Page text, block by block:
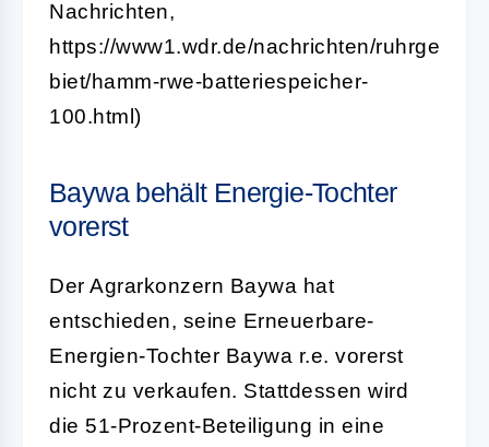
Nachrichten,
https://www1.wdr.de/nachrichten/ruhrge
biet/hamm-rwe-batteriespeicher-
100.html)
Baywa behält Energie-Tochter
vorerst
Der Agrarkonzern Baywa hat
entschieden, seine Erneuerbare-
Energien-Tochter Baywa r.e. vorerst
nicht zu verkaufen. Stattdessen wird
die 51-Prozent-Beteiligung in eine